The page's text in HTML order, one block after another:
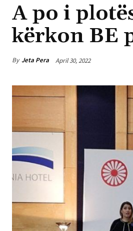
A po i
kërkon BE
By Jeta Pera April 30, 2022